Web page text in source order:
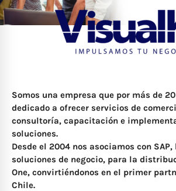
Somos una empresa que por más de
dedicado a ofrecer servicios de
consultoría, capacitación e
soluciones.
Desde el 2004 nos asociamos con
soluciones de negocio, para la
One, convirtiéndonos en el primer
Chile.